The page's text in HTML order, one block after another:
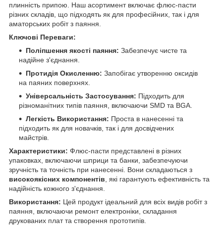
плинність припою. Наш асортимент включає флюс-пасти
різних складів, що підходять як для професійних, так і для
аматорських робіт з паяння.
Ключові Переваги:
Поліпшення якості паяння: Забезпечує чисте та
надійне з'єднання.
Протидія Окисленню: Запобігає утворенню оксидів
на паяних поверхнях.
Універсальність Застосування: Підходить для
різноманітних типів паяння, включаючи SMD та BGA.
Легкість Використання: Проста в нанесенні та
підходить як для новачків, так і для досвідчених
майстрів.
Характеристики: Флюс-пасти представлені в різних
упаковках, включаючи шприци та банки, забезпечуючи
зручність та точність при нанесенні. Вони складаються з
високоякісних компонентів , які гарантують ефективність та
надійність кожного з'єднання.
Використання: Цей продукт ідеальний для всіх видів робіт з
паяння, включаючи ремонт електроніки, складання
друкованих плат та створення прототипів.